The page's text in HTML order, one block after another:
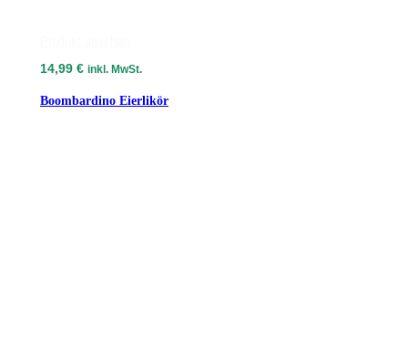
14,99 € inkl. MwSt.
Boombardino Eierlikör